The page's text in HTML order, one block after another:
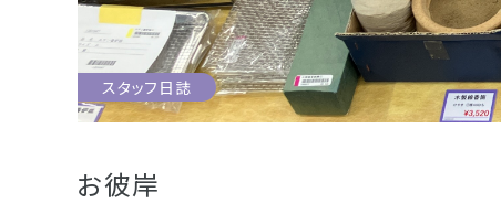
浜松店 藤枝店
お墓
海洋散骨
樹木葬
スタッフ日誌
お彼岸